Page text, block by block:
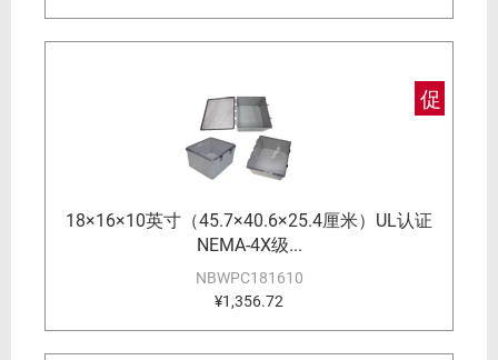
促
18×16×10英寸（45.7×40.6×25.4厘米）UL认证
NEMA-4X级...
NBWPC181610
¥1,356.72